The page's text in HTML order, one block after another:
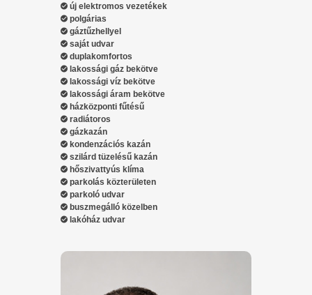
új elektromos vezetékek
polgárias
gáztűzhellyel
saját udvar
duplakomfortos
lakossági gáz bekötve
lakossági víz bekötve
lakossági áram bekötve
házközponti fűtésű
radiátoros
gázkazán
kondenzációs kazán
szilárd tüzelésű kazán
hőszivattyús klíma
parkolás közterületen
parkoló udvar
buszmegálló közelben
lakóház udvar